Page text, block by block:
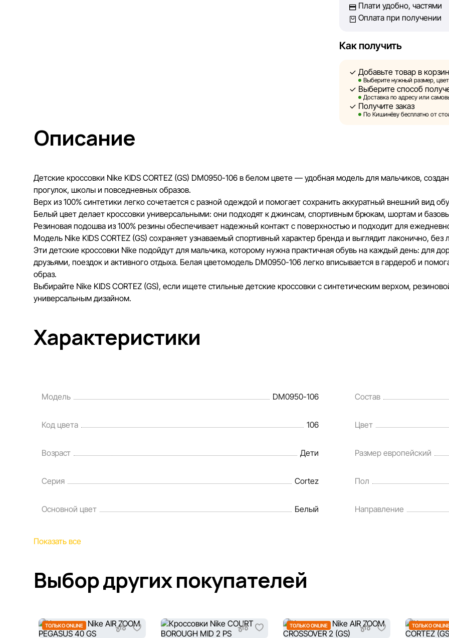
технических ошибок или
актуальность информации
Sportlandia оставляет за
предварительного
и потребительские
являются
информация о товарах
Наша команда регулярно
разумные сроки.
Плати удобно, частями
Оплата при получении
Как получить
Добавьте товар в
Выберите нужный размер,
Выберите способ
Доставка по адресу или
Получите заказ
По Кишинёву бесплатно от
Описание
Детские кроссовки Nike KIDS CORTEZ (GS) DM0950-106 в белом цвете — удобная модель для мальчиков,
прогулок, школы и повседневных образов.
Верх из 100% синтетики легко сочетается с разной одеждой и помогает сохранить аккуратный внешний вид
Белый цвет делает кроссовки универсальными: они подходят к джинсам, спортивным брюкам, шортам и
Резиновая подошва из 100% резины обеспечивает надежный контакт с поверхностью и подходит для
Модель Nike KIDS CORTEZ (GS) сохраняет узнаваемый спортивный характер бренда и выглядит лаконично, без
Эти детские кроссовки Nike подойдут для мальчика, которому нужна практичная обувь на каждый день: для
друзьями, поездок и активного отдыха. Белая цветомодель DM0950-106 легко вписывается в гардероб и
образ.
Выбирайте Nike KIDS CORTEZ (GS), если ищете стильные детские кроссовки с синтетическим верхом,
универсальным дизайном.
Характеристики
Модель DM0950-106 Состав
Код цвета 106 Цвет
Возраст Дети Размер европейский
Серия Cortez Пол
Основной цвет Белый Направление
Показать все
Выбор других покупателей
ТОЛЬКО ONLINE ТОЛЬКО ONLINE ТОЛЬКО